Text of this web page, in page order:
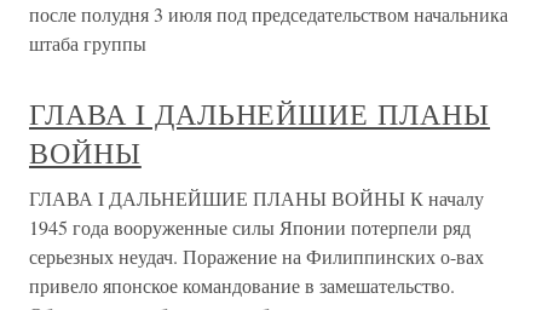
после полудня 3 июля под председательством начальника
штаба группы
ГЛАВА I ДАЛЬНЕЙШИЕ ПЛАНЫ
ВОЙНЫ
ГЛАВА I ДАЛЬНЕЙШИЕ ПЛАНЫ ВОЙНЫ К началу
1945 года вооруженные силы Японии потерпели ряд
серьезных неудач. Поражение на Филиппинских о-вах
привело японское командование в замешательство.